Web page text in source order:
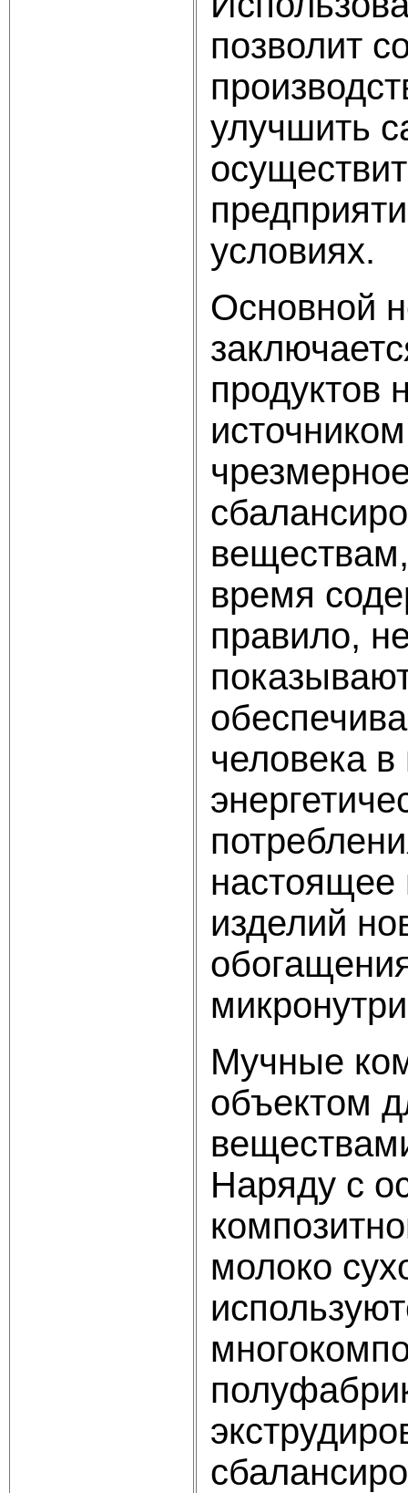
позволит
улучшить
условиях.
Основной
продуктов
время
правило,
человека
настоящее
изделий
Мучные
объектом
Наряду с
молоко